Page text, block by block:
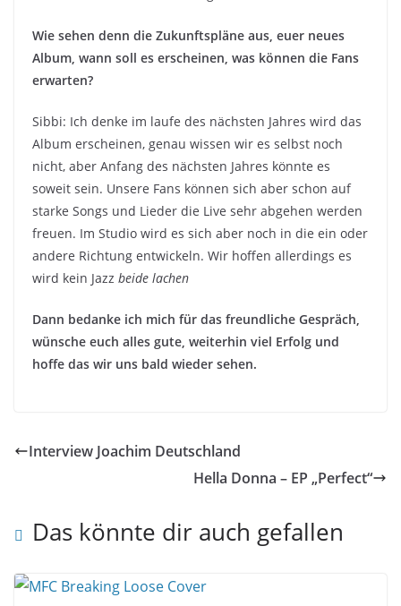
Wie sehen denn die Zukunftspläne aus, euer neues
Album, wann soll es erscheinen, was können die Fans
erwarten?
Sibbi: Ich denke im laufe des nächsten Jahres wird das
Album erscheinen, genau wissen wir es selbst noch
nicht, aber Anfang des nächsten Jahres könnte es
soweit sein. Unsere Fans können sich aber schon auf
starke Songs und Lieder die Live sehr abgehen werden
freuen. Im Studio wird es sich aber noch in die ein oder
andere Richtung entwickeln. Wir hoffen allerdings es
wird kein Jazz beide lachen
Dann bedanke ich mich für das freundliche Gespräch,
wünsche euch alles gute, weiterhin viel Erfolg und
hoffe das wir uns bald wieder sehen.
Interview Joachim Deutschland
Hella Donna – EP „Perfect“
Das könnte dir auch gefallen